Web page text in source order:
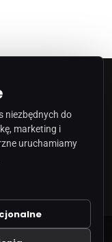
niezbędnych do
marketing i
uruchamiamy